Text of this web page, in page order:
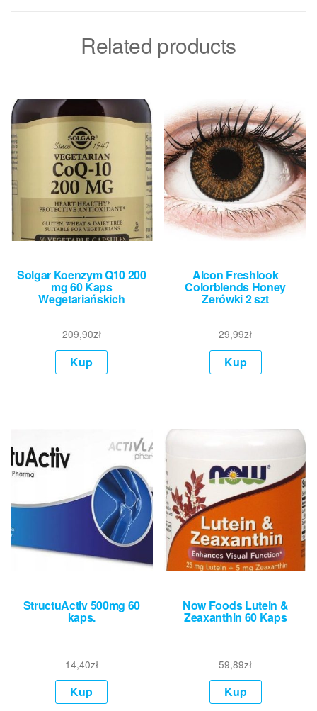
Related products
Solgar Koenzym Q10 200
mg 60 Kaps
Wegetariańskich
209,90zł
Kup
Alcon Freshlook
Colorblends Honey
Zerówki 2 szt
29,99zł
Kup
StructuActiv 500mg 60
kaps.
14,40zł
Kup
Now Foods Lutein &
Zeaxanthin 60 Kaps
59,89zł
Kup